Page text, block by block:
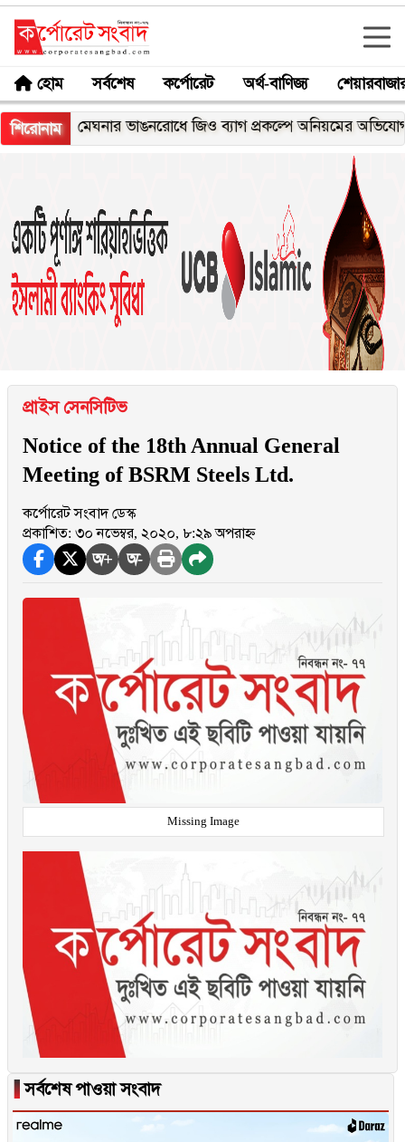
হোম সর্বশেষ কর্পোরেট অর্থ-বাণিজ্য
শিরোনাম
মেঘনার ভাঙনরোধে জিও ব্যাগ প্রকল্পে অনিয়মের অভিযোগ,
প্রাইস সেনসিটিভ
Notice of the 18th Annual General
Meeting of BSRM Steels Ltd.
কর্পোরেট সংবাদ ডেস্ক
প্রকাশিত: ৩০ নভেম্বর, ২০২০, ৮:২৯ অপরাহ্ন
অ+ অ-
Missing Image
▐সর্বশেষ পাওয়া সংবাদ